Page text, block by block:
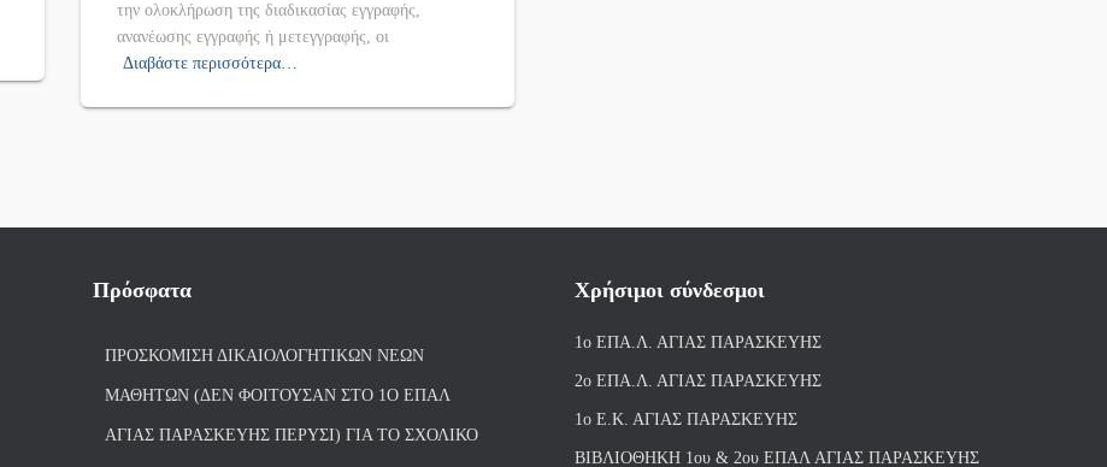
την ολοκλήρωση της διαδικασίας εγγραφής,
ανανέωσης εγγραφής ή μετεγγραφής, οι
Διαβάστε περισσότερα…
Πρόσφατα
ΠΡΟΣΚΌΜΙΣΗ ΔΙΚΑΙΟΛΟΓΗΤΙΚΏΝ ΝΈΩΝ
ΜΑΘΗΤΏΝ (ΔΕΝ ΦΟΙΤΟΎΣΑΝ ΣΤΟ 1Ο ΕΠΑΛ
ΑΓΙΑΣ ΠΑΡΑΣΚΕΥΗΣ ΠΈΡΥΣΙ) ΓΙΑ ΤΟ ΣΧΟΛΙΚΌ
Χρήσιμοι σύνδεσμοι
1ο ΕΠΑ.Λ. ΑΓΙΑΣ ΠΑΡΑΣΚΕΥΗΣ
2ο ΕΠΑ.Λ. ΑΓΙΑΣ ΠΑΡΑΣΚΕΥΗΣ
1ο Ε.Κ. ΑΓΙΑΣ ΠΑΡΑΣΚΕΥΗΣ
ΒΙΒΛΙΟΘΗΚΗ 1ου & 2ου ΕΠΑΛ ΑΓΙΑΣ ΠΑΡΑΣΚΕΥΗΣ